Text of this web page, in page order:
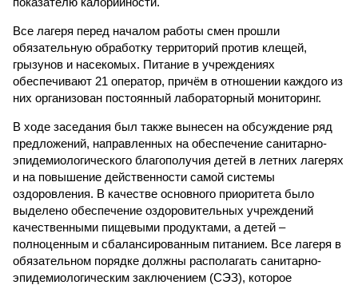
Все лагеря перед началом работы смен прошли
обязательную обработку территорий против клещей,
грызунов и насекомых. Питание в учреждениях
обеспечивают 21 оператор, причём в отношении каждого из
них организован постоянный лабораторный мониторинг.
В ходе заседания был также вынесен на обсуждение ряд
предложений, направленных на обеспечение санитарно-
эпидемиологического благополучия детей в летних лагерях
и на повышение действенности самой системы
оздоровления. В качестве основного приоритета было
выделено обеспечение оздоровительных учреждений
качественными пищевыми продуктами, а детей –
полноценным и сбалансированным питанием. Все лагеря в
обязательном порядке должны располагать санитарно-
эпидемиологическим заключением (СЭЗ), которое